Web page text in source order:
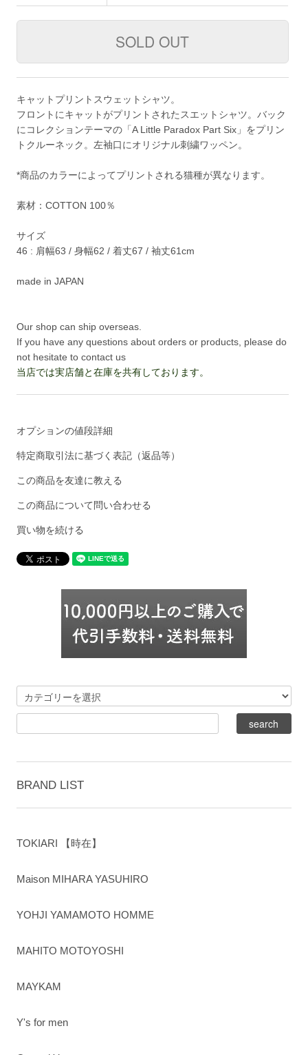
キャットプリントスウェットシャツ。
フロントにキャットがプリントされたスエットシャツ。バック
にコレクションテーマの「A Little Paradox Part Six」をプリン
トクルーネック。左袖口にオリジナル刺繍ワッペン。
*商品のカラーによってプリントされる猫種が異なります。
素材：COTTON 100％
サイズ
46 : 肩幅63 / 身幅62 / 着丈67 / 袖丈61cm
made in JAPAN
Our shop can ship overseas.
If you have any questions about orders or products, please do
not hesitate to contact us
当店では実店舗と在庫を共有しております。
オプションの値段詳細
特定商取引法に基づく表記（返品等）
この商品を友達に教える
この商品について問い合わせる
買い物を続ける
BRAND LIST
TOKIARI 【時在】
Maison MIHARA YASUHIRO
YOHJI YAMAMOTO HOMME
MAHITO MOTOYOSHI
MAYKAM
Y's for men